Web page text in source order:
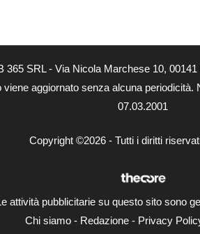
365 SRL - Via Nicola Marchese 10,
aggiornato senza alcuna
07.03.2001
Copyright ©2026 - Tutti i diritti
attività pubblicitarie su questo sito sono
Chi siamo- Redazione- Privacy